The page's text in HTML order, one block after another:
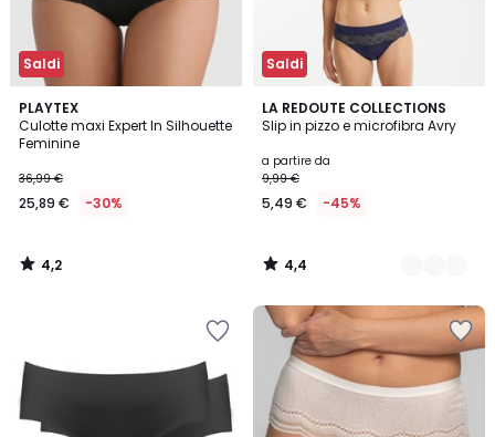
Saldi
PLAYTEX
Culotte maxi Expert In Silhouette
Feminine
36,99 €
25,89 € -30%
4,2
/ 5
4,2
/
Saldi
LA REDOUTE COLLECTIONS
Slip in pizzo e microfibra Avry
a partire da
9,99 €
5,49 € -45%
4,4
/ 5
3
Colori
4,4
/